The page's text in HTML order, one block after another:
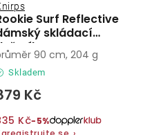
Surf Reflective
skládací
deštník
Skladem
Kč
Kč−5%
90 cm, 204 g